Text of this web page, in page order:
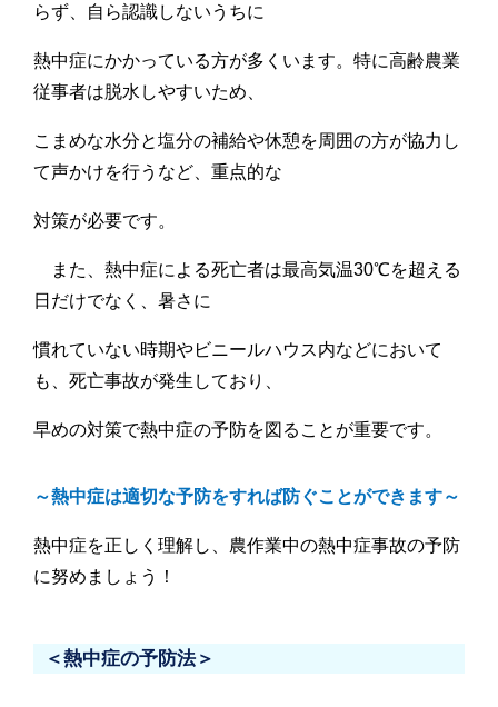
らず、自ら認識しないうちに
熱中症にかかっている方が多くいます。特に高齢農業
従事者は脱水しやすいため、
こまめな水分と塩分の補給や休憩を周囲の方が協力し
て声かけを行うなど、重点的な
対策が必要です。
また、熱中症による死亡者は最高気温30℃を超える
日だけでなく、暑さに
慣れていない時期やビニールハウス内などにおいて
も、死亡事故が発生しており、
早めの対策で熱中症の予防を図ることが重要です。
～熱中症は適切な予防をすれば防ぐことができます～
熱中症を正しく理解し、農作業中の熱中症事故の予防
に努めましょう！
＜熱中症の予防法＞